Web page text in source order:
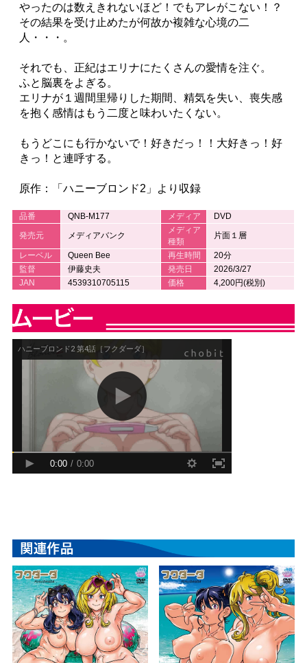
やったのは数えきれないほど！でもアレがこない！？
その結果を受け止めたが何故か複雑な心境の二
人・・・。
それでも、正紀はエリナにたくさんの愛情を注ぐ。
ふと脳裏をよぎる。
エリナが１週間里帰りした期間、精気を失い、喪失感
を抱く感情はもう二度と味わいたくない。
もうどこにも行かないで！好きだっ！！大好きっ！好
きっ！と連呼する。
原作：「ハニーブロンド2」より収録
品番 QNB-M177 メディア
DVD
発売元
メディアバンク
メディア
種類
片面１層
レーベル Queen Bee 再生時間
20分
監督
伊藤史夫 発売日
2026/3/27
JAN
4539310705115 価格 4,200円(税別)